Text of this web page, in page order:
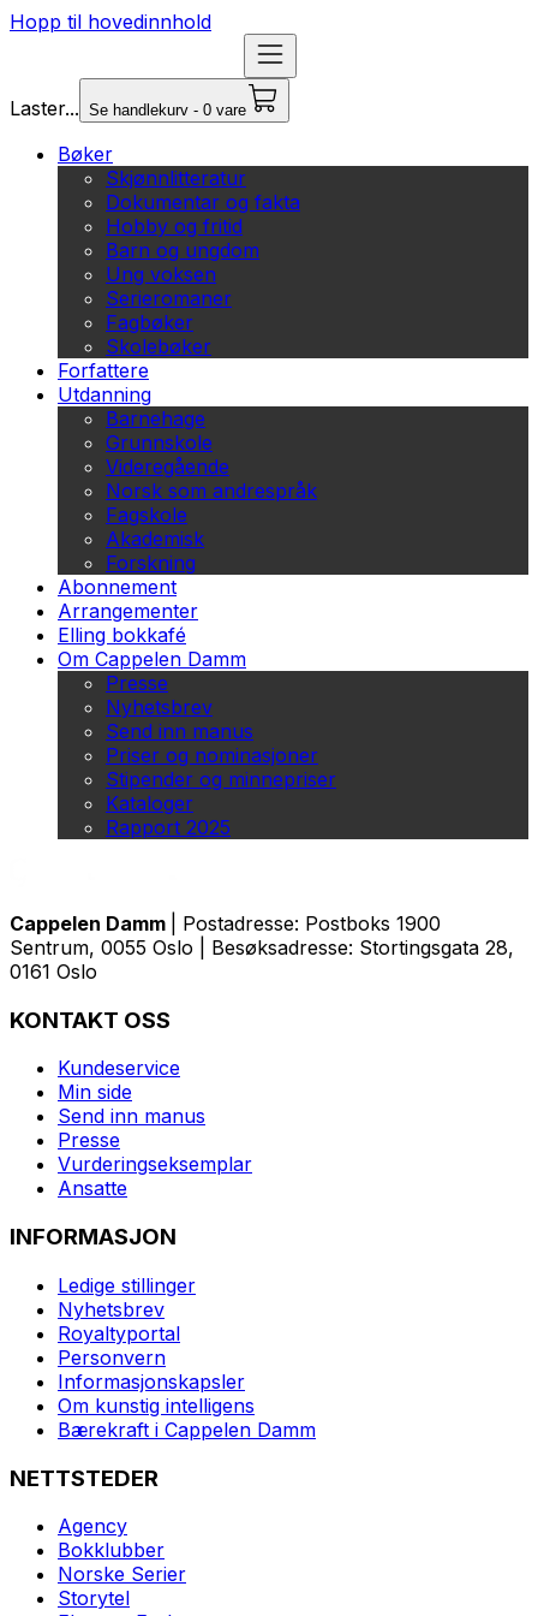
Hopp til hovedinnhold
Laster... Se handlekurv - 0 vare
Bøker
Skjønnlitteratur
Dokumentar og fakta
Hobby og fritid
Barn og ungdom
Ung voksen
Serieromaner
Fagbøker
Skolebøker
Forfattere
Utdanning
Barnehage
Grunnskole
Videregående
Norsk som andrespråk
Fagskole
Akademisk
Forskning
Abonnement
Arrangementer
Elling bokkafé
Om Cappelen Damm
Presse
Nyhetsbrev
Send inn manus
Priser og nominasjoner
Stipender og minnepriser
Kataloger
Rapport 2025
Cappelen Damm
| Postadresse: Postboks 1900
Sentrum, 0055 Oslo | Besøksadresse: Stortingsgata 28,
0161 Oslo
KONTAKT OSS
Kundeservice
Min side
Send inn manus
Presse
Vurderingseksemplar
Ansatte
INFORMASJON
Ledige stillinger
Nyhetsbrev
Royaltyportal
Personvern
Informasjonskapsler
Om kunstig intelligens
Bærekraft i Cappelen Damm
NETTSTEDER
Agency
Bokklubber
Norske Serier
Storytel